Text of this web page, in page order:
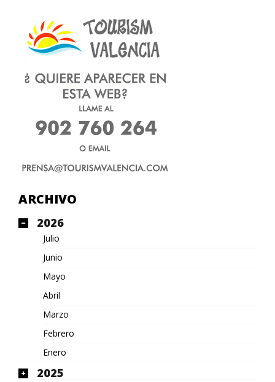
ARCHIVO
2026
Julio
Junio
Mayo
Abril
Marzo
Febrero
Enero
2025